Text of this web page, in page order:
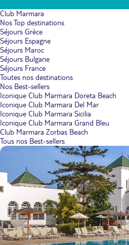
Club Marmara
Nos Top destinations
Séjours Grèce
Séjours Espagne
Séjours Maroc
Séjours Bulgarie
Séjours France
Toutes nos destinations
Nos Best-sellers
Iconique Club Marmara Doreta Beach
Iconique Club Marmara Del Mar
Iconique Club Marmara Sicilia
Iconique Club Marmara Grand Bleu
Club Marmara Zorbas Beach
Tous nos Best-sellers